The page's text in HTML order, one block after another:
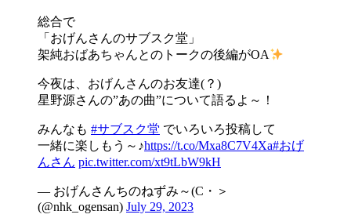
総合で
「おげんさんのサブスク堂」
架純おばあちゃんとのトークの後編がOA
今夜は、おげんさんのお友達(？)
星野源さんの”あの曲”について語るよ～！
みんなも #サブスク堂 でいろいろ投稿して
一緒に楽しもう～♪https://t.co/Mxa8C7V4Xa#おげ
んさん pic.twitter.com/xt9tLbW9kH
— おげんさんちのねずみ～(C・＞
(@nhk_ogensan) July 29, 2023